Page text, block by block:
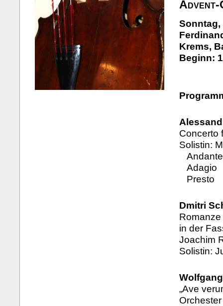
Sonntag,
Krems,
Beginn:
Concerto
Solistin:
Adagio
Presto
Dmitri
Romanze
in der
Joachim
Solistin:
„Ave